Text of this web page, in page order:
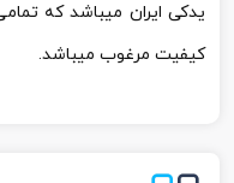
یدکی ایران میباشد که
کیفیت مرغوب میباشد.